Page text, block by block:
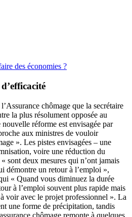
des économies ?
chômage que la secrétaire
la plus résolument opposée au
réforme est envisagée par
aux ministres de vouloir
». Les pistes envisagées – une
voire une réduction du
sont deux mesures qui n’ont jamais
démontre un retour à l’emploi »,
« Quand vous diminuez la durée
à l’emploi souvent plus rapide mais
voir avec le projet professionnel ». La
une forme de précipitation, tandis
chômage remonte à quelques